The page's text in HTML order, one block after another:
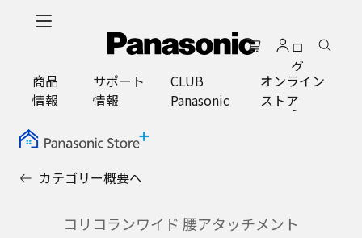
ロ
グ
イ
ン
商品
情報
サポート
情報
CLUB
Panasonic
オンライン
ストア
カテゴリー概要へ
コリコランワイド 腰アタッチメント